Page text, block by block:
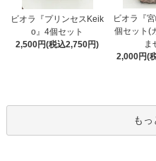
ビオラ『プリンセスKeik
o』4個セット
2,500円(税込2,750円)
ビオラ『
個セット(
ま
2,000円(
もっ